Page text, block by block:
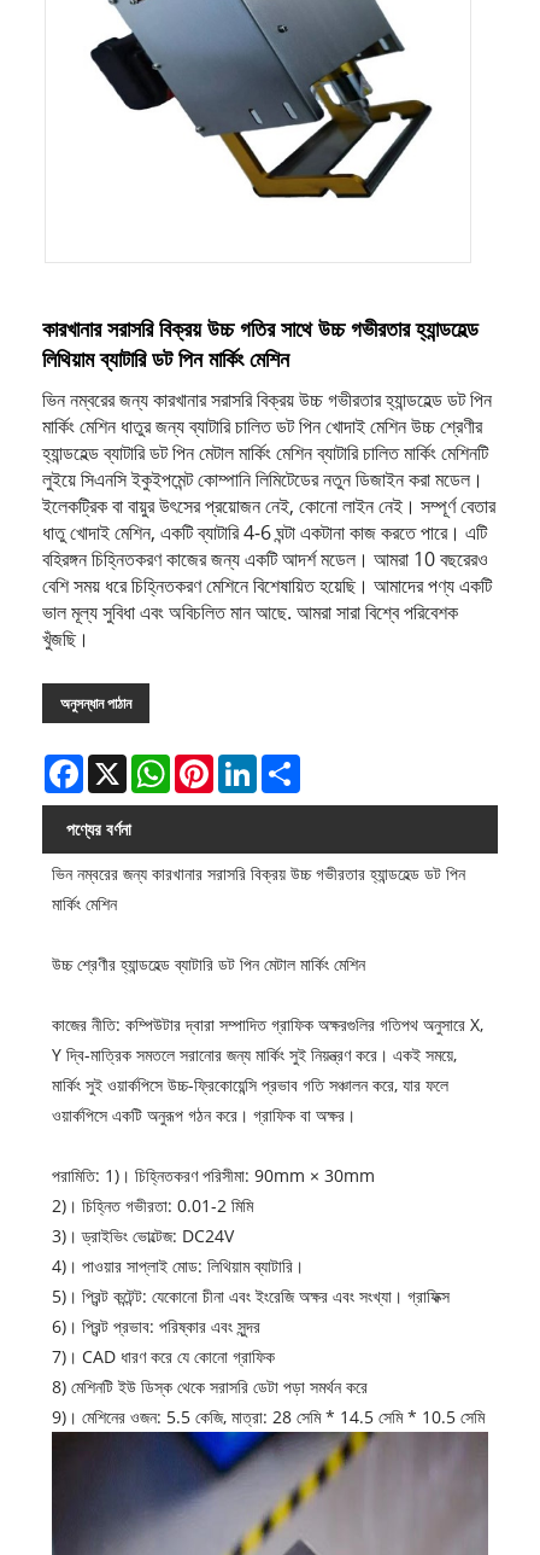
কারখানার সরাসরি বিক্রয় উচ্চ গতির সাথে উচ্চ গভীরতার হ্যান্ডহেল্ড
লিথিয়াম ব্যাটারি ডট পিন মার্কিং মেশিন
ভিন নম্বরের জন্য কারখানার সরাসরি বিক্রয় উচ্চ গভীরতার হ্যান্ডহেল্ড ডট পিন
মার্কিং মেশিন ধাতুর জন্য ব্যাটারি চালিত ডট পিন খোদাই মেশিন উচ্চ শ্রেণীর
হ্যান্ডহেল্ড ব্যাটারি ডট পিন মেটাল মার্কিং মেশিন ব্যাটারি চালিত মার্কিং মেশিনটি
লুইয়ে সিএনসি ইকুইপমেন্ট কোম্পানি লিমিটেডের নতুন ডিজাইন করা মডেল।
ইলেকট্রিক বা বায়ুর উৎসের প্রয়োজন নেই, কোনো লাইন নেই। সম্পূর্ণ বেতার
ধাতু খোদাই মেশিন, একটি ব্যাটারি 4-6 ঘন্টা একটানা কাজ করতে পারে। এটি
বহিরঙ্গন চিহ্নিতকরণ কাজের জন্য একটি আদর্শ মডেল। আমরা 10 বছরেরও
বেশি সময় ধরে চিহ্নিতকরণ মেশিনে বিশেষায়িত হয়েছি। আমাদের পণ্য একটি
ভাল মূল্য সুবিধা এবং অবিচলিত মান আছে. আমরা সারা বিশ্বে পরিবেশক
খুঁজছি।
অনুসন্ধান পাঠান
Facebook
X WhatsAppPinterestLinkedIn
পণ্যের বর্ণনা
ভিন নম্বরের জন্য কারখানার সরাসরি বিক্রয় উচ্চ গভীরতার হ্যান্ডহেল্ড ডট পিন
মার্কিং মেশিন
উচ্চ শ্রেণীর হ্যান্ডহেল্ড ব্যাটারি ডট পিন মেটাল মার্কিং মেশিন
কাজের নীতি: কম্পিউটার দ্বারা সম্পাদিত গ্রাফিক অক্ষরগুলির গতিপথ অনুসারে X,
Y দ্বি-মাত্রিক সমতলে সরানোর জন্য মার্কিং সুই নিয়ন্ত্রণ করে। একই সময়ে,
মার্কিং সুই ওয়ার্কপিসে উচ্চ-ফ্রিকোয়েন্সি প্রভাব গতি সঞ্চালন করে, যার ফলে
ওয়ার্কপিসে একটি অনুরূপ গঠন করে। গ্রাফিক বা অক্ষর।
পরামিতি: 1)। চিহ্নিতকরণ পরিসীমা: 90mm × 30mm
2)। চিহ্নিত গভীরতা: 0.01-2 মিমি
3)। ড্রাইভিং ভোল্টেজ: DC24V
4)। পাওয়ার সাপ্লাই মোড: লিথিয়াম ব্যাটারি।
5)। প্রিন্ট কন্টেন্ট: যেকোনো চীনা এবং ইংরেজি অক্ষর এবং সংখ্যা। গ্রাফিক্স
6)। প্রিন্ট প্রভাব: পরিষ্কার এবং সুন্দর
7)। CAD ধারণ করে যে কোনো গ্রাফিক
8) মেশিনটি ইউ ডিস্ক থেকে সরাসরি ডেটা পড়া সমর্থন করে
9)। মেশিনের ওজন: 5.5 কেজি, মাত্রা: 28 সেমি * 14.5 সেমি * 10.5 সেমি